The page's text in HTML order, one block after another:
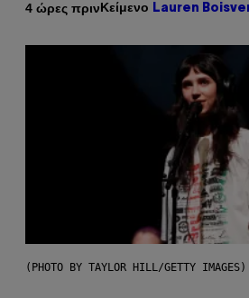
4 ώρες πρινΚείμενο Lauren
(PHOTO BY TAYLOR HILL/GETTY IMAGES)